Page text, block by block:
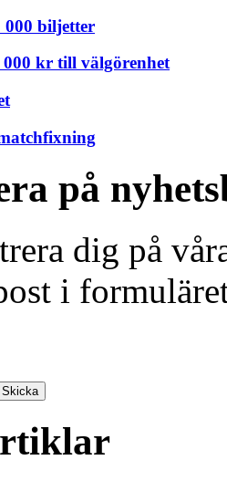
000 biljetter
000 kr till välgörenhet
på
dig på
i